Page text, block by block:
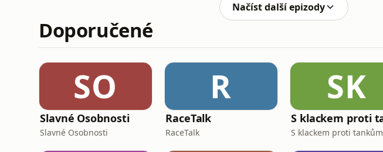
Načíst další epizody
Doporučené
SO
Slavné Osobnosti
Slavné Osobnosti
R
RaceTalk
RaceTalk
SK
S klackem proti tankům